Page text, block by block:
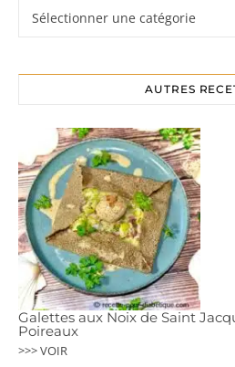
AUTRES
Galettes aux Noix de Saint
Poireaux
>>> VOIR